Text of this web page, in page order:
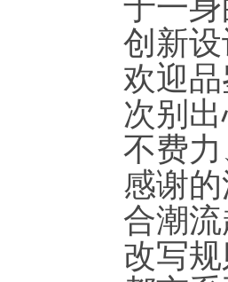
于一
创新
欢迎
次别
不费
感谢
合潮
改写